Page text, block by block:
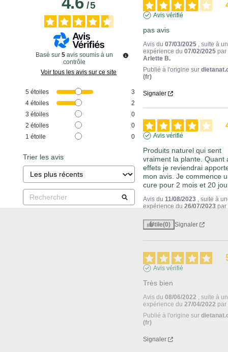
/5
Basé sur 5 avis soumis à un
contrôle
Voir tous les avis sur ce site
5 étoiles
3
4 étoiles
2
3 étoiles
0
2 étoiles
0
1 étoile 0
Trier les avis
Avis vérifié
pas avis
Avis du07/03/2025 , suite à
expérience du07/02/2025 par
Arlette B.
Publié à l'origine sur
(fr)
Signaler
Avis vérifié
Produits naturel qui sent
vraiment la plante. Quant
effets je reviendrai
mon avis. Je commence
cure pour 2 mois et 20
Avis du11/08/2023 , suite à
expérience du26/07/2023 par
Utile(0) Signaler
Avis vérifié
Très bien
Avis du08/06/2022 , suite à
expérience du27/04/2022 par
Publié à l'origine sur
(fr)
Signaler